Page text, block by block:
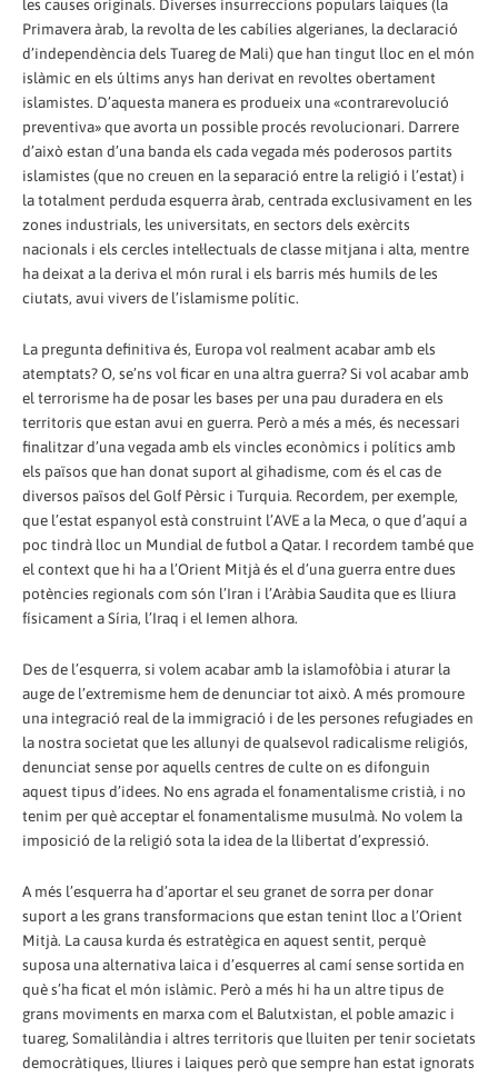
les causes originals. Diverses insurreccions populars laiques (la
Primavera àrab, la revolta de les cabílies algerianes, la declaració
d’independència dels Tuareg de Mali) que han tingut lloc en el món
islàmic en els últims anys han derivat en revoltes obertament
islamistes. D’aquesta manera es produeix una «contrarevolució
preventiva» que avorta un possible procés revolucionari. Darrere
d’això estan d’una banda els cada vegada més poderosos partits
islamistes (que no creuen en la separació entre la religió i l’estat) i
la totalment perduda esquerra àrab, centrada exclusivament en les
zones industrials, les universitats, en sectors dels exèrcits
nacionals i els cercles intel·lectuals de classe mitjana i alta, mentre
ha deixat a la deriva el món rural i els barris més humils de les
ciutats, avui vivers de l’islamisme polític.
La pregunta definitiva és, Europa vol realment acabar amb els
atemptats? O, se’ns vol ficar en una altra guerra? Si vol acabar amb
el terrorisme ha de posar les bases per una pau duradera en els
territoris que estan avui en guerra. Però a més a més, és necessari
finalitzar d’una vegada amb els vincles econòmics i polítics amb
els països que han donat suport al gihadisme, com és el cas de
diversos països del Golf Pèrsic i Turquia. Recordem, per exemple,
que l’estat espanyol està construint l’AVE a la Meca, o que d’aquí a
poc tindrà lloc un Mundial de futbol a Qatar. I recordem també que
el context que hi ha a l’Orient Mitjà és el d’una guerra entre dues
potències regionals com són l’Iran i l’Aràbia Saudita que es lliura
físicament a Síria, l’Iraq i el Iemen alhora.
Des de l’esquerra, si volem acabar amb la islamofòbia i aturar la
auge de l’extremisme hem de denunciar tot això. A més promoure
una integració real de la immigració i de les persones refugiades en
la nostra societat que les allunyi de qualsevol radicalisme religiós,
denunciat sense por aquells centres de culte on es difonguin
aquest tipus d’idees. No ens agrada el fonamentalisme cristià, i no
tenim per què acceptar el fonamentalisme musulmà. No volem la
imposició de la religió sota la idea de la llibertat d’expressió.
A més l’esquerra ha d’aportar el seu granet de sorra per donar
suport a les grans transformacions que estan tenint lloc a l’Orient
Mitjà. La causa kurda és estratègica en aquest sentit, perquè
suposa una alternativa laica i d’esquerres al camí sense sortida en
què s’ha ficat el món islàmic. Però a més hi ha un altre tipus de
grans moviments en marxa com el Balutxistan, el poble amazic i
tuareg, Somalilàndia i altres territoris que lluiten per tenir societats
democràtiques, lliures i laiques però que sempre han estat ignorats